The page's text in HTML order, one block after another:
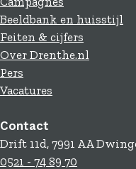
Beeldbank en huisstijl
Feiten & cijfers
Over Drenthe.nl
Pers
Vacatures
Contact
Drift 11d, 7991 AA
0521 - 74 89 70